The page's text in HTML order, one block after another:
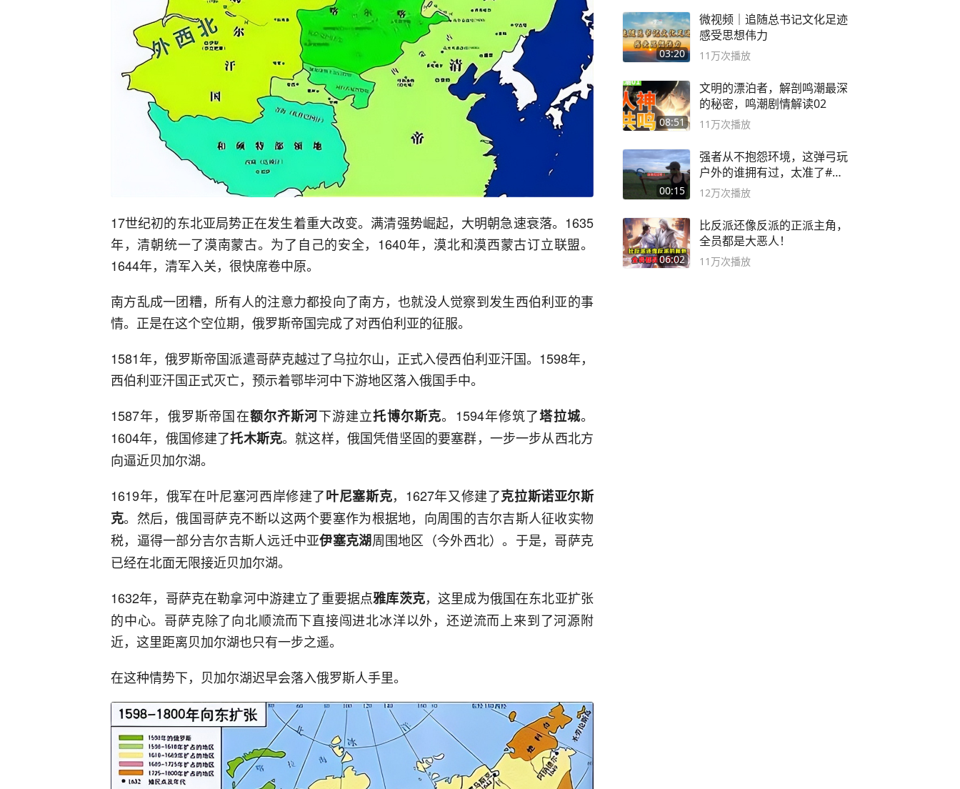
17世纪初的东北亚局势正在发生着重大改变。满清强势崛起，大明朝急速衰落。1635
年，清朝统一了漠南蒙古。为了自己的安全，1640年，漠北和漠西蒙古订立联盟。
1644年，清军入关，很快席卷中原。
南方乱成一团糟，所有人的注意力都投向了南方，也就没人觉察到发生西伯利亚的事
情。正是在这个空位期，俄罗斯帝国完成了对西伯利亚的征服。
1581年，俄罗斯帝国派遣哥萨克越过了乌拉尔山，正式入侵西伯利亚汗国。1598年，
西伯利亚汗国正式灭亡，预示着鄂毕河中下游地区落入俄国手中。
1587年，俄罗斯帝国在额尔齐斯河下游建立托博尔斯克。1594年修筑了塔拉城。
1604年，俄国修建了托木斯克。就这样，俄国凭借坚固的要塞群，一步一步从西北方
向逼近贝加尔湖。
1619年，俄军在叶尼塞河西岸修建了叶尼塞斯克，1627年又修建了克拉斯诺亚尔斯
克。然后，俄国哥萨克不断以这两个要塞作为根据地，向周围的吉尔吉斯人征收实物
税，逼得一部分吉尔吉斯人远迁中亚伊塞克湖周围地区（今外西北）。于是，哥萨克
已经在北面无限接近贝加尔湖。
1632年，哥萨克在勒拿河中游建立了重要据点雅库茨克，这里成为俄国在东北亚扩张
的中心。哥萨克除了向北顺流而下直接闯进北冰洋以外，还逆流而上来到了河源附
近，这里距离贝加尔湖也只有一步之遥。
在这种情势下，贝加尔湖迟早会落入俄罗斯人手里。
03:20
微视频｜追随总书记文化足迹
感受思想伟力
11万次播放
08:51
文明的漂泊者，解剖鸣潮最深
的秘密，鸣潮剧情解读02
11万次播放
00:15
强者从不抱怨环境，这弹弓玩
户外的谁拥有过，太准了#弹
弓#户外
12万次播放
06:02
比反派还像反派的正派主角，
全员都是大恶人！
11万次播放